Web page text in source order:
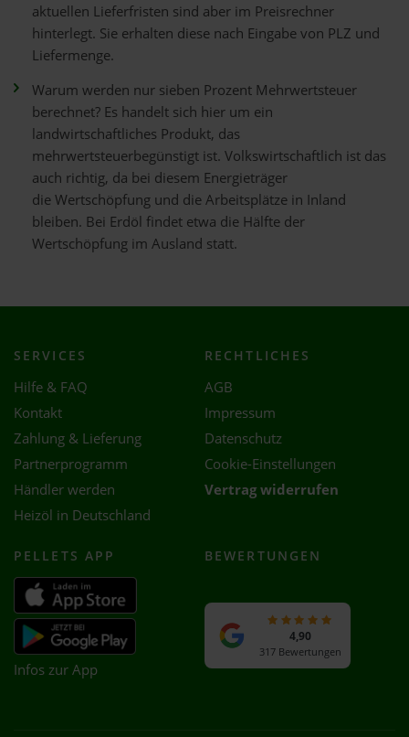
aktuellen Lieferfristen sind aber im Preisrechner
hinterlegt. Sie erhalten diese nach Eingabe von PLZ und
Liefermenge.
Warum werden nur sieben Prozent Mehrwertsteuer
berechnet? Es handelt sich hier um ein
landwirtschaftliches Produkt, das
mehrwertsteuerbegünstigt ist. Volkswirtschaftlich ist das
auch richtig, da bei diesem Energieträger
die Wertschöpfung und die Arbeitsplätze in Inland
bleiben. Bei Erdöl findet etwa die Hälfte der
Wertschöpfung im Ausland statt.
SERVICES
Hilfe & FAQ
Kontakt
Zahlung & Lieferung
Partnerprogramm
Händler werden
Heizöl in Deutschland
RECHTLICHES
AGB
Impressum
Datenschutz
Cookie-Einstellungen
Vertrag widerrufen
PELLETS APP
Infos zur App
BEWERTUNGEN
4,90
317 Bewertungen